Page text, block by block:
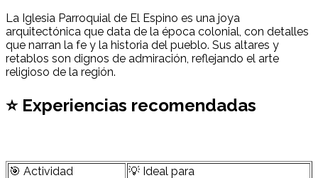
La Iglesia Parroquial de El Espino es una joya
arquitectónica que data de la época colonial, con detalles
que narran la fe y la historia del pueblo. Sus altares y
retablos son dignos de admiración, reflejando el arte
religioso de la región.
⭐ Experiencias recomendadas
🎯 Actividad 💡 Ideal para